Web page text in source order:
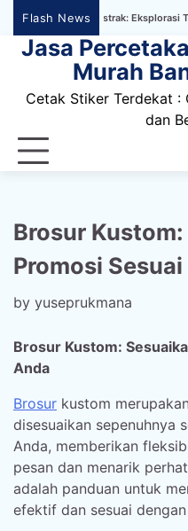
Skip
content
Flash News
Abstrak: Eksplorasi Tanpa
Jasa
Murah
Cetak Stiker Terdekat :
dan
Brosur
Promosi
by yuseprukmana
Brosur Kustom:
Anda
Brosur kustom
disesuaikan sepenuhnya
Anda, memberikan
pesan dan menarik
adalah panduan untuk
efektif dan sesuai